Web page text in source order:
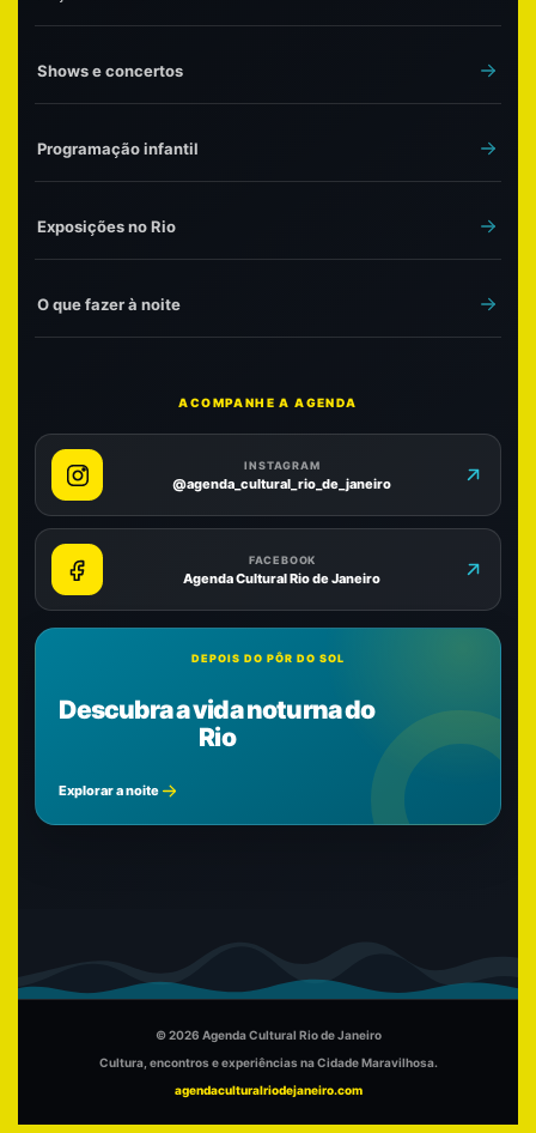
Shows e concertos
Programação infantil
Exposições no Rio
O que fazer à noite
ACOMPANHE A AGENDA
INSTAGRAM
@agenda_cultural_rio_de_janeiro
FACEBOOK
Agenda Cultural Rio de Janeiro
DEPOIS DO PÔR DO SOL
Descubra a vida noturna do
Rio
Explorar a noite
© 2026 Agenda Cultural Rio de Janeiro
Cultura, encontros e experiências na Cidade Maravilhosa.
agendaculturalriodejaneiro.com